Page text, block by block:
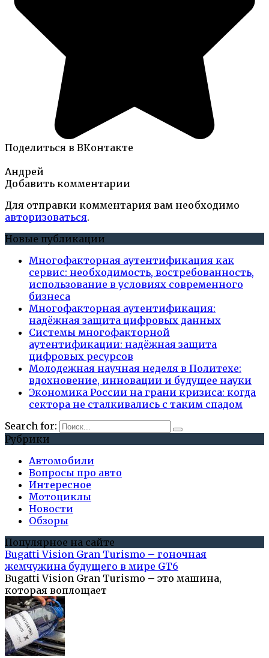
Поделиться в ВКонтакте
Андрей
Добавить комментарии
Для отправки комментария вам необходимо
авторизоваться.
Новые публикации
Многофакторная аутентификация как
сервис: необходимость, востребованность,
использование в условиях современного
бизнеса
Многофакторная аутентификация:
надёжная защита цифровых данных
Системы многофакторной
аутентификации: надёжная защита
цифровых ресурсов
Молодежная научная неделя в Политехе:
вдохновение, инновации и будущее науки
Экономика России на грани кризиса: когда
сектора не сталкивались с таким спадом
Search for:
Рубрики
Автомобили
Вопросы про авто
Интересное
Мотоциклы
Новости
Обзоры
Популярное на сайте
Bugatti Vision Gran Turismo – гоночная
жемчужина будущего в мире GT6
Bugatti Vision Gran Turismo – это машина,
которая воплощает